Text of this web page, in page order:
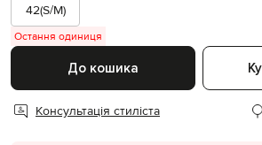
42(S/M)
Остання одиниця
До кошика
Консультація стиліста